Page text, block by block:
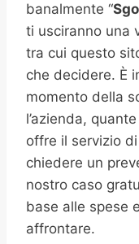
banalmente “
ti usciranno una
tra cui questo
che decidere. È
momento della
l’azienda,
offre il servizio
chiedere un
nostro caso
base alle spese
affrontare.